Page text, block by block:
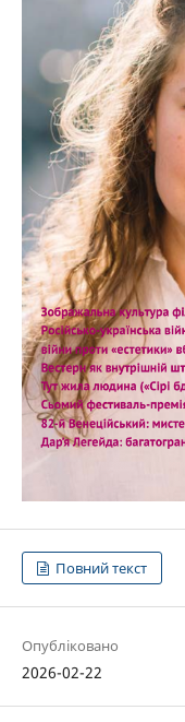
Повний текст
Опубліковано
2026-02-22